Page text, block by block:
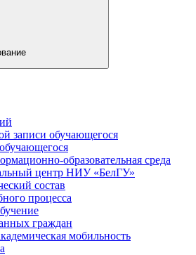
записи обучающегося
образовательная среда
центр НИУ «БелГУ»
состав
процесса
граждан
мобильность